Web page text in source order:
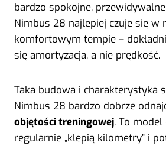
bardzo spokojne,
Nimbus 28 najlepiej czuje się w
komfortowym tempie –
się amortyzacja, a nie prędkość.
Taka budowa i charakterystyka
Nimbus 28 bardzo dobrze
objętości treningowej. To
regularnie „klepią kilometry” i